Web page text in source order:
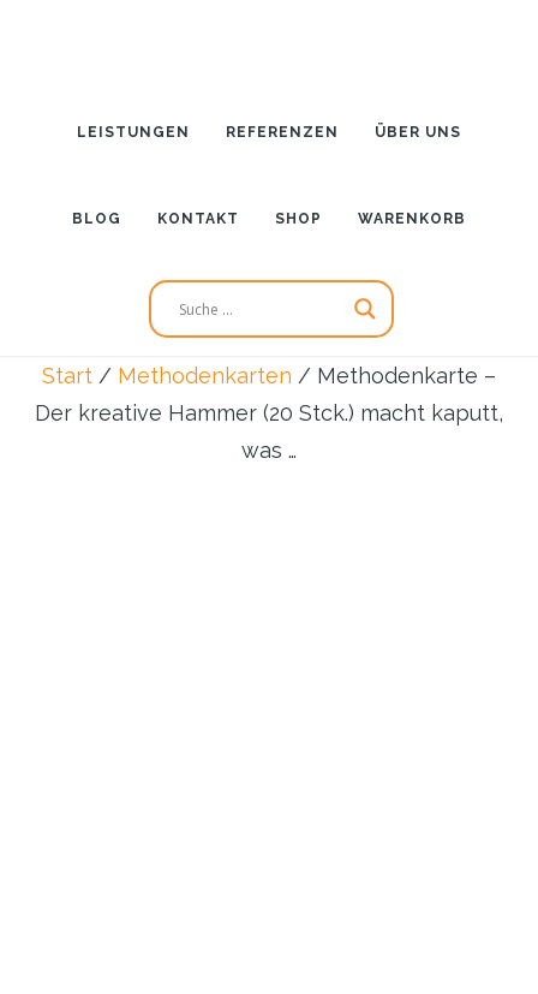
LEISTUNGEN REFERENZEN ÜBER UNS
BLOG KONTAKT SHOP WARENKORB
Start / Methodenkarten / Methodenkarte –
Der kreative Hammer (20 Stck.) macht kaputt,
was …